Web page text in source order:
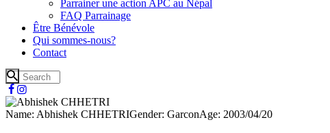
Parrainer une action APC au Népal
FAQ Parrainage
Être Bénévole
Qui sommes-nous?
Contact
Name: Abhishek CHHETRIGender: GarconAge: 2003/04/20